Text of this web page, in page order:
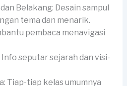
Belakang: Desain sampul
tema dan menarik.
pembaca menavigasi
seputar sejarah dan visi-
Tiap-tiap kelas umumnya